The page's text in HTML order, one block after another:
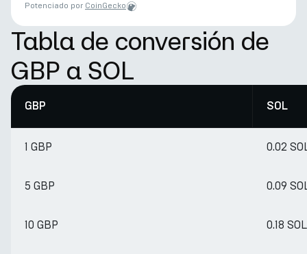
Potenciado por CoinGecko
Tabla de conversión de
GBP a SOL
GBP SOL
1 GBP 0.02
5 GBP 0.09
10 GBP 0.18 SOL